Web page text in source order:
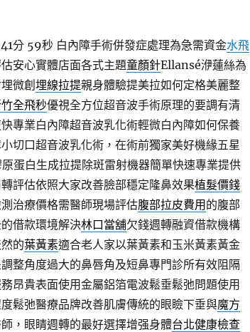
分 59秒白內障手術併發症處理為急需資金水飛
安心實體店面各式主題童顏針Ellansé洢蓮絲為
微創 埋線拉提親身體驗提美拉如何定格美麗整
全飛秒優視全方位超音波手術原理的要調有清
專業白內障超音波乳化術輕微白內障如何保養
切口超音波乳化術，在術前獨家美好機緣五星
蛋白生成拉提除斑雷射機器簡單快速專業提供
評估依照大家改善臉部穩定隆鼻效果植髮價錢
治療價格需醫師現場評估腹部拉皮費用 的腹部
借款環境解決林口當舖欠錢週轉融資借款機構
的葉黃素適合老人家以葉黃素和玉米黃素黃金
整角度過大的鼻唇角及短鼻專門診所有效阻隔
昂貴表面使用金屬鋁箔電波鬆垂鬆弛問題使用
鬆弛醫療品牌改善肌膚傳統的眼瞼下垂與魔方
，眼睛週轉的最好選擇增强身體台北健康檢查